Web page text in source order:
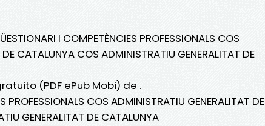
I COMPETÈNCIES PROFESSIONALS COS
CATALUNYA COS ADMINISTRATIU GENERALITAT DE
(PDF ePub Mobi) de .
PROFESSIONALS COS ADMINISTRATIU GENERALITAT DE
GENERALITAT DE CATALUNYA